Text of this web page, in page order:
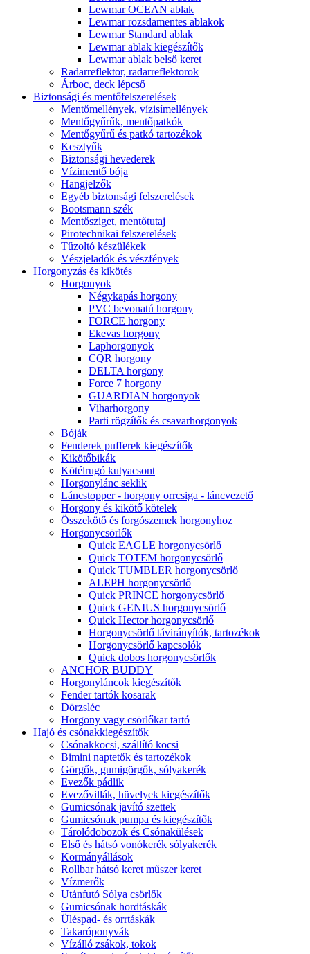
Lewmar OCEAN ablak
Lewmar rozsdamentes ablakok
Lewmar Standard ablak
Lewmar ablak kiegészítők
Lewmar ablak belső keret
Radarreflektor, radarreflektorok
Árboc, deck lépcső
Biztonsági és mentőfelszerelések
Mentőmellények, vízisímellények
Mentőgyűrűk, mentőpatkók
Mentőgyűrű és patkó tartozékok
Kesztyűk
Biztonsági hevederek
Vízimentő bója
Hangjelzők
Egyéb biztonsági felszerelések
Bootsmann szék
Mentősziget, mentőtutaj
Pirotechnikai felszerelések
Tűzoltó készülékek
Vészjeladók és vészfények
Horgonyzás és kikötés
Horgonyok
Négykapás horgony
PVC bevonatú horgony
FORCE horgony
Ekevas horgony
Laphorgonyok
CQR horgony
DELTA horgony
Force 7 horgony
GUARDIAN horgonyok
Viharhorgony
Parti rögzítők és csavarhorgonyok
Bóják
Fenderek pufferek kiegészítők
Kikötőbikák
Kötélrugó kutyacsont
Horgonylánc seklik
Láncstopper - horgony orrcsiga - láncvezető
Horgony és kikötő kötelek
Összekötő és forgószemek horgonyhoz
Horgonycsörlők
Quick EAGLE horgonycsörlő
Quick TOTEM horgonycsörlő
Quick TUMBLER horgonycsörlő
ALEPH horgonycsörlő
Quick PRINCE horgonycsörlő
Quick GENIUS horgonycsörlő
Quick Hector horgonycsörlő
Horgonycsörlő távirányítók, tartozékok
Horgonycsörlő kapcsolók
Quick dobos horgonycsörlők
ANCHOR BUDDY
Horgonyláncok kiegészítők
Fender tartók kosarak
Dörzsléc
Horgony vagy csörlőkar tartó
Hajó és csónakkiegészítők
Csónakkocsi, szállító kocsi
Bimini naptetők és tartozékok
Görgők, gumigörgők, sólyakerék
Evezők pádlik
Evezővillák, hüvelyek kiegészítők
Gumicsónak javító szettek
Gumicsónak pumpa és kiegészítők
Tárolódobozok és Csónakülések
Első és hátsó vonókerék sólyakerék
Kormányállások
Rollbar hátsó keret műszer keret
Vízmerők
Utánfutó Sólya csörlők
Gumicsónak hordtáskák
Üléspad- és orrtáskák
Takaróponyvák
Vízálló zsákok, tokok